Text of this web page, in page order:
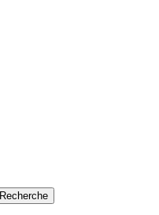
Recherche